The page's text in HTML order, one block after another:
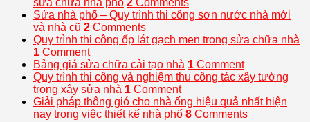
sửa chữa nhà phố 2 Comments
Sửa nhà phố – Quy trình thi công sơn nước nhà mới
và nhà cũ 2 Comments
Quy trình thi công ốp lát gạch men trong sửa chữa nhà
1 Comment
Bảng giá sửa chữa cải tạo nhà 1 Comment
Quy trình thi công và nghiệm thu công tác xây tường
trong xây sửa nhà 1 Comment
Giải pháp thông gió cho nhà ống hiệu quả nhất hiện
nay trong việc thiết kế nhà phố 8 Comments